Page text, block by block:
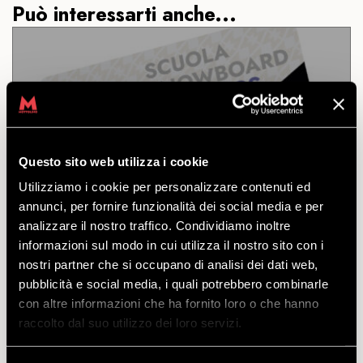
Questo sito web utilizza i cookie
Utilizziamo i cookie per personalizzare contenuti ed
annunci, per fornire funzionalità dei social media e per
analizzare il nostro traffico. Condividiamo inoltre
informazioni sul modo in cui utilizza il nostro sito con i
nostri partner che si occupano di analisi dei dati web,
pubblicità e social media, i quali potrebbero combinarle
con altre informazioni che ha fornito loro o che hanno
raccolto dal suo utilizzo dei loro servizi.
Può interessarti anche...
CORSO SNOWBOARD SOFT &
HARD CARVING
SCOPRI
Corso Snowboard Soft & Hard Carving.
Per 3, 4 o 5 persone.
a partire
da€145.00